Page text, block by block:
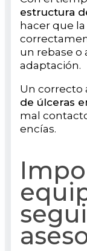
estructura
hacer que
un rebase o
adaptación.
Un correcto
de úlceras
mal
encías.